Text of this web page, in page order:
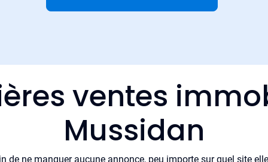
ventes
Mussidan
de ne manquer aucune annonce, peu importe sur quel site